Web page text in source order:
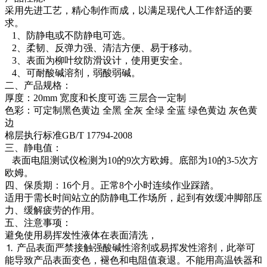
采用先进工艺，精心制作而成，以满足现代人工作舒适的要
求。
1、防静电或不防静电可选。
2、柔韧、反弹力强、清洁方便、易于移动。
3、表面为柳叶纹防滑设计，使用更安全。
4、可耐酸碱溶剂，弱酸弱碱。
二、产品规格：
厚度：20mm 宽度和长度可选 三层合一定制
色彩：可定制黑色黄边 全黑 全灰 全绿 全蓝 绿色黄边 灰色黄
边
棉层执行标准GB/T 17794-2008
三、静电值：
表面电阻测试仪检测为10的9次方欧姆。底部为10的3-5次方
欧姆。
四、保质期：16个月。正常8个小时连续作业踩踏。
适用于需长时间站立的防静电工作场所，起到有效缓冲脚部压
力、缓解疲劳的作用。
五、注意事项：
避免使用易挥发性液体在表面清洗，
⒈ 产品表面严禁接触强酸碱性溶剂或易挥发性溶剂，此举可
能导致产品表面变色，褪色和电阻值衰退。不能用高温铁器和